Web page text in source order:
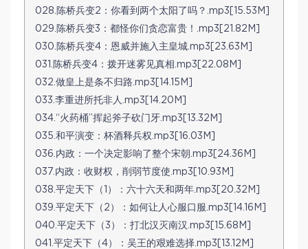
028.陈桥兵变2：你看到两个太阳了吗？.mp3[15.53M]
029.陈桥兵变3：都怪你们贪恋富贵！.mp3[21.82M]
030.陈桥兵变4：恩威并施入主皇城.mp3[23.63M]
031.陈桥兵变4：拨开迷雾见真相.mp3[22.08M]
032.做皇上是条不归路.mp3[14.15M]
033.李重进所托非人.mp3[14.20M]
034.“火药桶”挥起斧子砍门牙.mp3[13.32M]
035.和平演变：杯酒释兵权.mp3[16.03M]
036.内政：一个决定影响了整个宋朝.mp3[24.36M]
037.内政：收财权，削弱节度使.mp3[10.93M]
038.平定天下（1）：六十六天和两年.mp3[20.32M]
039.平定天下（2）：如何让人心服口服.mp3[14.16M]
040.平定天下（3）：打北汉灭南汉.mp3[15.68M]
041.平定天下（4）：吴王的艰难选择.mp3[13.12M]